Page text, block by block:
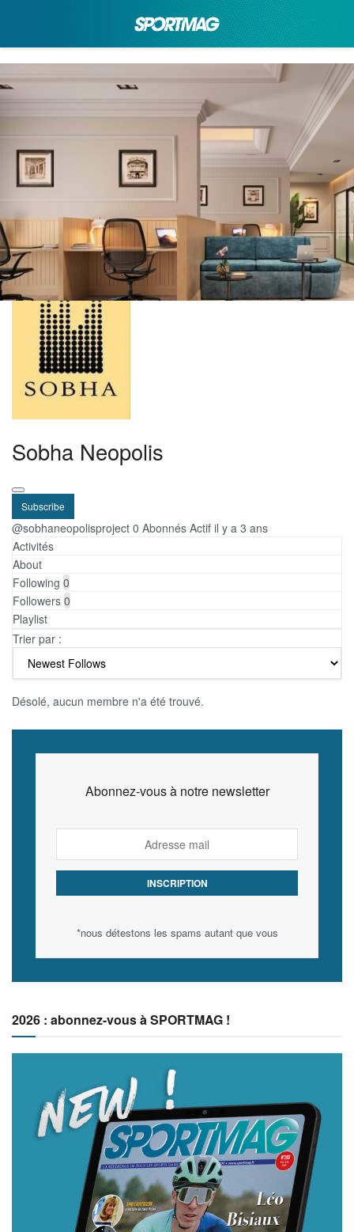
Sobha Neopolis
Subscribe
@sobhaneopolisproject 0 Abonnés Actif il y a 3 ans
Activités
About
Following 0
Followers 0
Playlist
Trier par :
Désolé, aucun membre n'a été trouvé.
Abonnez-vous à notre newsletter
*nous détestons les spams autant que vous
2026 : abonnez-vous à SPORTMAG !